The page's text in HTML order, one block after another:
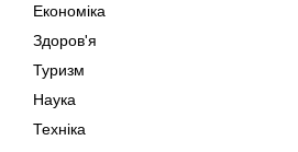
Економіка
Здоров'я
Туризм
Наука
Техніка